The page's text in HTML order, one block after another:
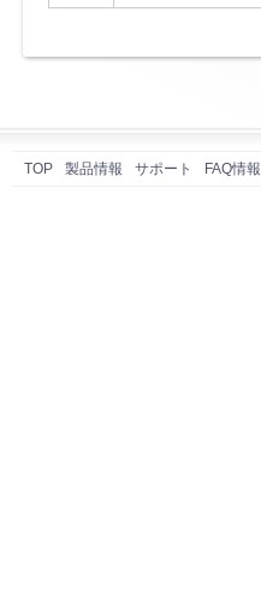
TOP 製品情報 サポート FAQ情報